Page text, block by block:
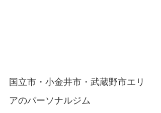
国立市・小金井市・武蔵野市エリ
アのパーソナルジム